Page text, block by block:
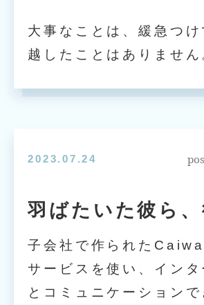
大事なことは、緩急つけ
越したことはありません
2023.07.24
羽ばたいた彼ら、
子会社で作られた
サービスを使い、インタ
とコミュニケーションで